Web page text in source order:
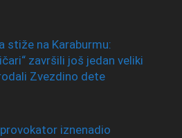
stiže na Karaburmu:
završili još jedan veliki
Zvezdino dete
iznenadio